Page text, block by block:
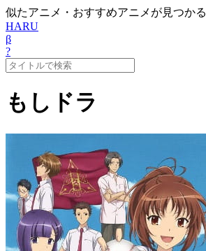
似たアニメ・おすすめアニメが見つかる
HARU
β
?
もしドラ